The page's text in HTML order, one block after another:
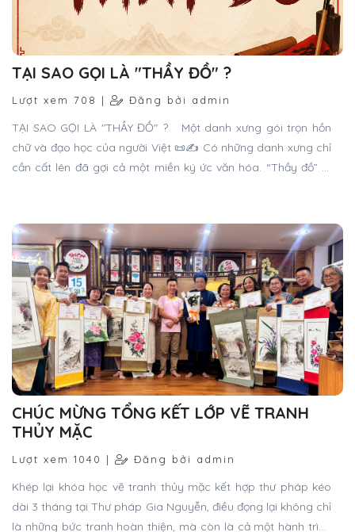
TẠI SAO GỌI LÀ "THẦY ĐỒ" ?
Lượt xem 708 | Đăng bởi admin
TẠI SAO GỌI LÀ "THẦY ĐỒ" ? Một danh xưng gói trọn hồn
chữ và đạo học của người Việt 📜✍️ Có những danh xưng chỉ
cần cất lên đã gợi cả một miền ký ức văn hóa. “Thầy đồ” là
CHÚC MỪNG TỔNG KẾT LỚP VẼ TRANH
THỦY MẶC
Lượt xem 1040 | Đăng bởi admin
Khép lại khóa học vẽ tranh thủy mặc kết hợp thư pháp kéo
dài 3 tháng tại Thư pháp Gia Nguyễn, điều đọng lại không chỉ
là những bức tranh hoàn thiện, mà còn là cả một hành trình